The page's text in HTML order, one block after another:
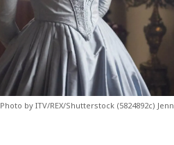
ZnakXIX
wiek
by ITV/REX/Shutterstock (5824892c)